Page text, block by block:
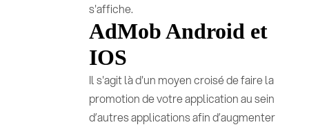
s'affiche.
AdMob Android et
IOS
Il s'agit là d'un moyen croisé de faire la
promotion de votre application au sein
d’autres applications afin d’augmenter